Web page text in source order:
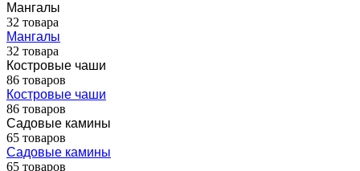
Мангалы
32 товара
Мангалы
32 товара
Костровые чаши
86 товаров
Костровые чаши
86 товаров
Садовые камины
65 товаров
Садовые камины
65 товаров